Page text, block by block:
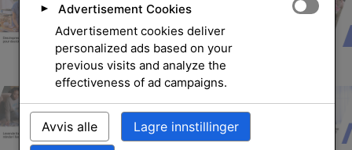
►
Advertisement Cookies
Advertisement cookies deliver
personalized ads based on your
previous visits and analyze the
effectiveness of ad campaigns.
Avvis alle Lagre innstillinger